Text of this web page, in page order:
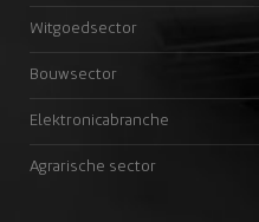
Witgoedsector
Bouwsector
Elektronicabranche
Agrarische sector